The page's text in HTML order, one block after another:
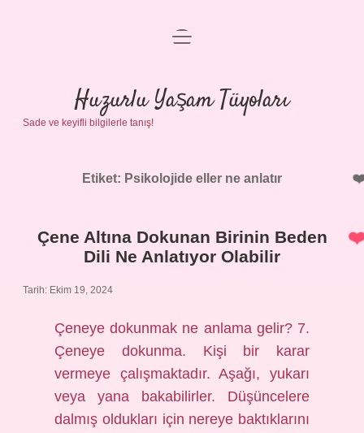
Anasayfa
Gizlilik Politikası
Yasal Uyarı
menüyü
Huzurlu Yaşam Tüyoları
Sade ve keyifli bilgilerle tanış!
Etiket: Psikolojide eller ne anlatır
Çene Altına Dokunan Birinin Beden
Dili Ne Anlatıyor Olabilir
Tarih: Ekim 19, 2024
Çeneye dokunmak ne anlama gelir? 7.
Çeneye dokunma. Kişi bir karar
vermeye çalışmaktadır. Aşağı, yukarı
veya yana bakabilirler. Düşüncelere
dalmış oldukları için nereye baktıklarını